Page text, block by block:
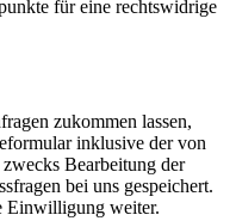
für eine rechtswidrige
zukommen lassen,
inklusive der von
Bearbeitung der
bei uns gespeichert.
Einwilligung weiter.